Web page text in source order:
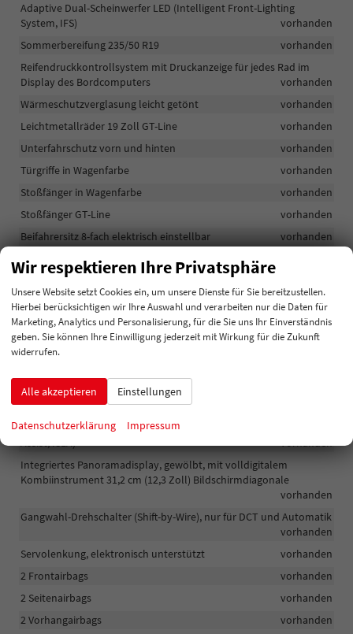
Adaptive Dual-Scheinwerfer LED (Intelligent Front-Lighting
System, IFS)
vorhanden
Sommerbereifung 235/50 R19
vorhanden
Reifendruckkontrollsystem mit Druckanzeige für jedes Rad im
Display des Bordcomputers
vorhanden
Wärmeschutzverglasung leicht getönt
vorhanden
Leichtmetallräder 19 Zoll GT-Line
vorhanden
Unterfahrschutz vorn und hinten
vorhanden
Türgriffe in Wagenfarbe
vorhanden
Stoßfänger in Wagenfarbe
vorhanden
Stoßfänger GT-Line
vorhanden
Beifahrersitz 8-fach elektrisch einstellbar
vorhanden
Smart-Key mit Startknopf
Sitzheizung vorn (Sitzfläche und Lehne)
Sitzheizung hinten (Sitzfläche, äußere Sitze)
vorhanden
Schaltwippen am Lenkrad (nur für DCT und Automatik)
vorhanden
Lederlenkrad GT-Line
Klimaautomatik, 3 Zonen, mit Antibeschlagsystem
Intelligenter Geschwindigkeitsassistent (Intelligent Speed Limit
Assist, ISLA)
vorhanden
Integriertes Panoramadisplay, gewölbt, mit volldigitalem
Kombiinstrument 31,2 cm (12,3 Zoll) Bildschirmdiagonale
vorhanden
Gangwahl-Drehschalter (Shift-by-Wire), nur für DCT und Automatik
vorhanden
Servolenkung, elektronisch unterstützt
vorhanden
2 Frontairbags
vorhanden
2 Seitenairbags
vorhanden
2 Vorhangairbags
vorhanden
Wir respektieren Ihre Privatsphäre
Unsere Website setzt Cookies ein, um unsere Dienste für Sie bereitzustellen.
Hierbei berücksichtigen wir Ihre Auswahl und verarbeiten nur die Daten für
Marketing, Analytics und Personalisierung, für die Sie uns Ihr Einverständnis
geben. Sie können Ihre Einwilligung jederzeit mit Wirkung für die Zukunft
widerrufen.
Alle akzeptieren Einstellungen
Datenschutzerklärung Impressum